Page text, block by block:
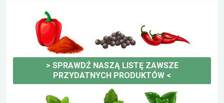
> SPRAWDŹ NASZĄ LISTĘ ZAWSZE
PRZYDATNYCH PRODUKTÓW <